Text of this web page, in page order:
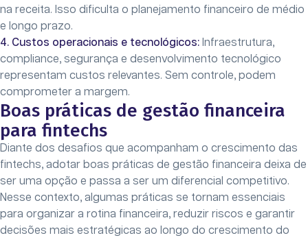
na receita. Isso dificulta o planejamento financeiro de médio
e longo prazo.
4. Custos operacionais e tecnológicos: Infraestrutura,
compliance, segurança e desenvolvimento tecnológico
representam custos relevantes. Sem controle, podem
comprometer a margem.
Boas práticas de gestão financeira
para fintechs
Diante dos desafios que acompanham o crescimento das
fintechs, adotar boas práticas de gestão financeira deixa de
ser uma opção e passa a ser um diferencial competitivo.
Nesse contexto, algumas práticas se tornam essenciais
para organizar a rotina financeira, reduzir riscos e garantir
decisões mais estratégicas ao longo do crescimento do